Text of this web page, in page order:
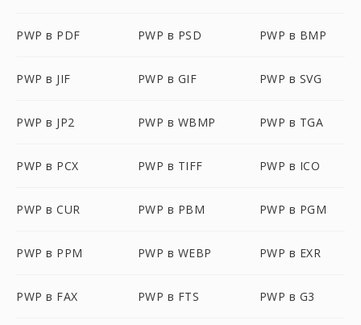
PWP в PDF PWP в PSD PWP в BMP
PWP в JIF PWP в GIF PWP в SVG
PWP в JP2 PWP в WBMP PWP в TGA
PWP в PCX PWP в TIFF PWP в ICO
PWP в CUR PWP в PBM PWP в PGM
PWP в PPM PWP в WEBP PWP в EXR
PWP в FAX PWP в FTS PWP в G3